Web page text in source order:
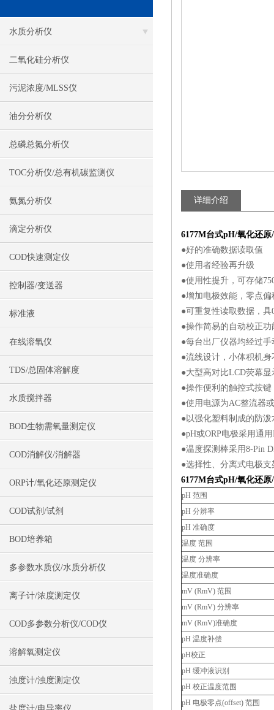
水质分析仪
二氧化硅分析仪
污泥浓度/MLSS仪
油分分析仪
总磷总氮分析仪
TOC分析仪/总有机碳监测仪
氨氮分析仪
滴定分析仪
COD快速测定仪
控制器/变送器
标准液
在线溶氧仪
TDS/总固体溶解度
水质搅拌器
BOD生物需氧量测定仪
COD消解仪/消解器
ORP计/氧化还原测定仪
COD试剂/试剂
BOD培养箱
多参数水质仪/水质分析仪
离子计/浓度测定仪
COD多参数分析仪/COD仪
溶解氧测定仪
浊度计/浊度测定仪
详细介绍
6177M台式pH/氧化还
●好的准确数据读取值
●使用者经验再升级
●使用性提升，可存储
●增加电极效能，零点
●可重复性读取数据，
●操作简易的自动校正
●每台出厂仪器均经过
●流线设计，小体积机
●大型高对比LCD荧幕显
●操作便利的触控式按键
●使用电源为AC整流器
●以强化塑料制成的防
●pH或ORP电极采用通
●温度探测棒采用8-Pin
●选择性、分离式电极支
6177M台式pH/氧化还
pH 范围
pH 分辨率
pH 准确度
温度 范围
温度 分辨率
温度准确度
mV (RmV) 范围
mV (RmV) 分辨率
mV (RmV)准确度
pH 温度补偿
pH校正
pH 缓冲液识别
pH 校正温度范围
pH 电极零点(offset) 范围